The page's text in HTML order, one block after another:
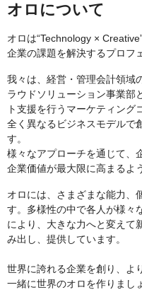
オロについて
オロは“Technology ×
企業の課題を解決するプロフ
我々は、経営・管理会計領域
ラウドソリューション事業部
ト支援を行うマーケティン
全く異なるビジネスモデルで
す。
様々なアプローチを通じて、
企業価値が最大限に高まるよ
オロには、さまざまな能力、
す。多様性の中で各人が様々
により、大きな力へと変えて
み出し、提供しています。
世界に誇れる企業を創り、よ
一緒に世界のオロを作りまし